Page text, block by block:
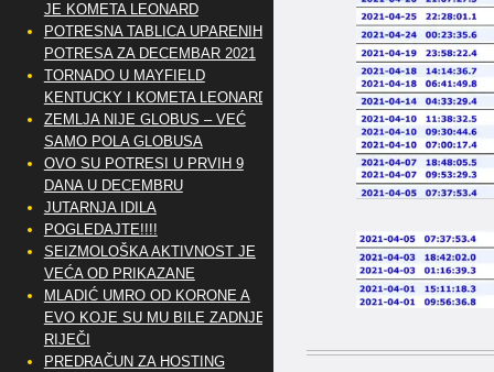
JE KOMETA LEONARD
POTRESNA TABLICA UPARENIH
POTRESA ZA DECEMBAR 2021
TORNADO U MAYFIELD
KENTUCKY I KOMETA LEONARD
ZEMLJA NIJE GLOBUS – VEĆ
SAMO POLA GLOBUSA
OVO SU POTRESI U PRVIH 9
DANA U DECEMBRU
JUTARNJA IDILA
POGLEDAJTE!!!!
SEIZMOLOŠKA AKTIVNOST JE
VEĆA OD PRIKAZANE
MLADIĆ UMRO OD KORONE A
EVO KOJE SU MU BILE ZADNJE
RIJEČI
PREDRAČUN ZA HOSTING